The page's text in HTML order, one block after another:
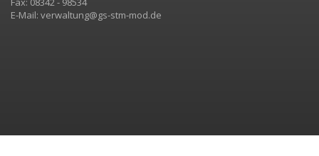
E-Mail: verwaltung@gs-stm-mod.de